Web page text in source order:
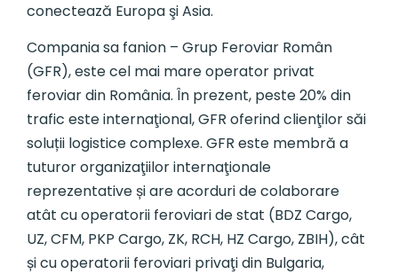
conectează Europa şi Asia.
Compania sa fanion – Grup Feroviar Român
(GFR), este cel mai mare operator privat
feroviar din România. În prezent, peste 20% din
trafic este internaţional, GFR oferind clienţilor săi
soluții logistice complexe. GFR este membră a
tuturor organizaţiilor internaţionale
reprezentative și are acorduri de colaborare
atât cu operatorii feroviari de stat (BDZ Cargo,
UZ, CFM, PKP Cargo, ZK, RCH, HZ Cargo, ZBIH), cât
și cu operatorii feroviari privaţi din Bulgaria,